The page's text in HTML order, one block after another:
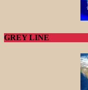
GREY LINE